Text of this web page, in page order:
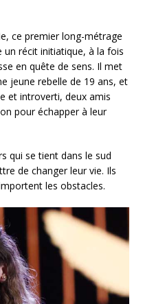
ce premier long-métrage
récit initiatique, à la fois
en quête de sens. Il met
jeune rebelle de 19 ans, et
et introverti, deux amis
pour échapper à leur
qui se tient dans le sud
de changer leur vie. Ils
les obstacles.